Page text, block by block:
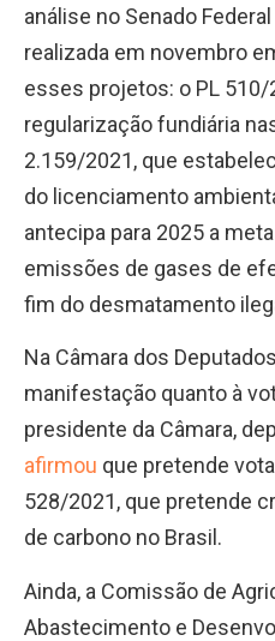
análise no Senado
realizada em novembro
esses projetos: o PL 510/
regularização fundiária
2.159/2021, que
do licenciamento
antecipa para 2025 a
emissões de gases de
fim do desmatamento
Na Câmara dos
manifestação quanto à
presidente da Câmara,
afirmou que pretende
528/2021, que pretende
de carbono no Brasil.
Ainda, a Comissão de
Abastecimento e